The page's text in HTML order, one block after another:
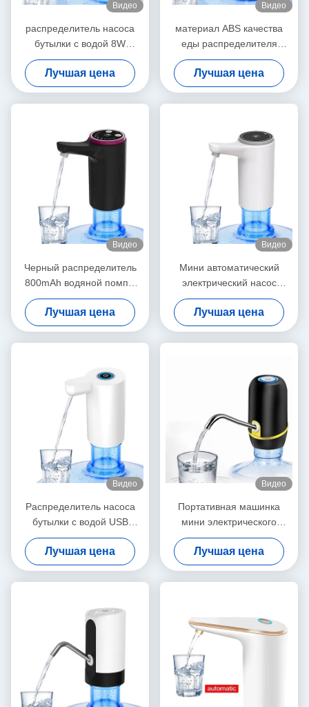
Видео
распределитель насоса
бутылки с водой 8W
2.4L/Min 1200mAh с
декоративным скашивает
верхнюю часть
Лучшая цена
Видео
материал ABS качества
еды распределителя
насоса бутылки с водой
1.6L/Min 1200mAh
Лучшая цена
Видео
Черный распределитель
800mAh водяной помпы
USB перезаряжаемые для
домашнего офиса
Лучшая цена
Видео
Мини автоматический
электрический насос
кувшина воды,
портативный
перезаряжаемые
распределитель воды
Лучшая цена
Видео
Распределитель насоса
бутылки с водой USB
перезаряжаемые
автоматический для
барбекю Outdoors
Лучшая цена
Видео
Портативная машинка
мини электрического
распределителя насоса
бутылки с водой
перезаряжаемые для дома
Лучшая цена